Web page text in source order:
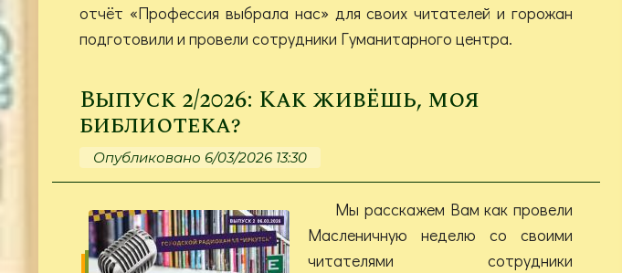
отчёт «Профессия выбрала нас» для своих читателей и горожан
подготовили и провели сотрудники Гуманитарного центра.
Выпуск 2/2026: Как живёшь, моя
библиотека?
Опубликовано 6/03/2026 13:30
Мы расскажем Вам как провели
Масленичную неделю со своими
читателями сотрудники